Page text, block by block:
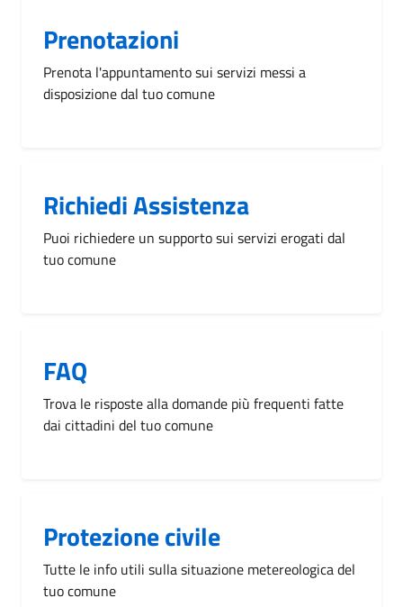
Prenotazioni
Prenota l'appuntamento sui servizi messi a
disposizione dal tuo comune
Richiedi Assistenza
Puoi richiedere un supporto sui servizi erogati dal
tuo comune
FAQ
Trova le risposte alla domande più frequenti fatte
dai cittadini del tuo comune
Protezione civile
Tutte le info utili sulla situazione metereologica del
tuo comune